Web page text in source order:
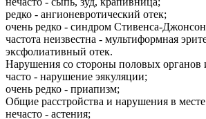
редко - ангионевротический отек;
очень редко - синдром Стивенса-
частота неизвестна - мультиформная
эксфолиативный отек.
Нарушения со стороны половых органов
часто - нарушение эякуляции;
очень редко - приапизм;
Общие расстройства и нарушения в
нечасто - астения;